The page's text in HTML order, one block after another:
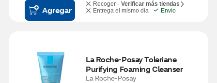
Agregar
Recoger - Verificar más tiendas
Entrega el mismo día
Envío
La Roche-Posay Toleriane
Purifying Foaming Cleanser
La Roche-Posay